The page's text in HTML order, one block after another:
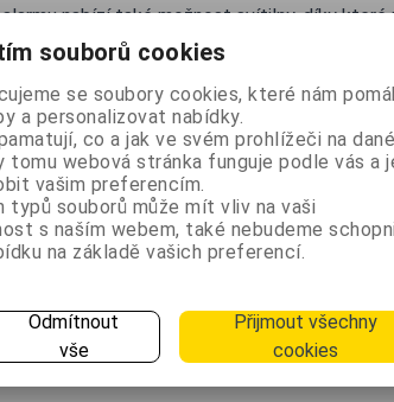
nabízí také možnost svítilny, díky které
nebo si jen posvítit na cestu ve tmě, abyste
a vydrží až 2 roky v pohotovostním
doba výrazně zkracuje.
potížích
(vytváření svědků)Oso
souborů cookies
se soubory cookies, které nám
a personalizovat nabídky.
co a jak ve svém prohlížeči na
tomu webová stránka funguje podle vás a
vašim preferencím.
typů souborů může mít vliv na vaši
s naším webem, také nebudeme schopni
na základě vašich preferencí.
Odmítnout
vše
Přijmout všechny
cookies